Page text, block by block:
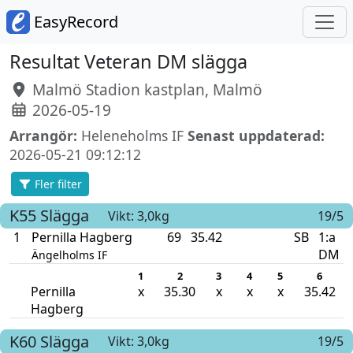
EasyRecord
Resultat Veteran DM slägga
Malmö Stadion kastplan, Malmö
2026-05-19
Arrangör: Heleneholms IF Senast uppdaterad:
2026-05-21 09:12:12
Fler filter
K55 Slägga Vikt: 3,0kg
19/5
1
Pernilla Hagberg
Ängelholms IF
69 35.42 SB
1:a
DM
1 2 3 4 5 6
Pernilla
Hagberg
x 35.30 x x x 35.42
K60 Slägga Vikt: 3,0kg
19/5